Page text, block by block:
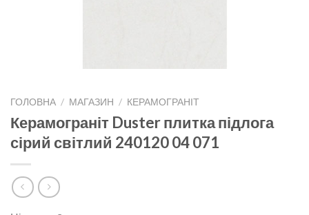
ГОЛОВНА / МАГАЗИН / КЕРАМОГРАНІТ
Керамограніт Duster плитка підлога
сірий світлий 240120 04 071